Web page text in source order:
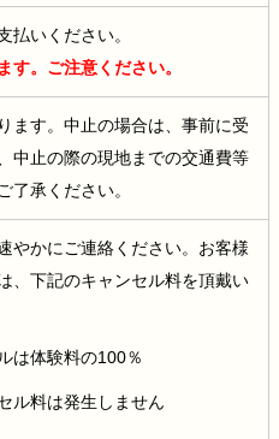
払いください。
す。ご注意ください。
ます。中止の場合は、事前に受
中止の際の現地までの交通費等
了承ください。
やかにご連絡ください。お客様
、下記のキャンセル料を頂戴い
は体験料の100％
ル料は発生しません